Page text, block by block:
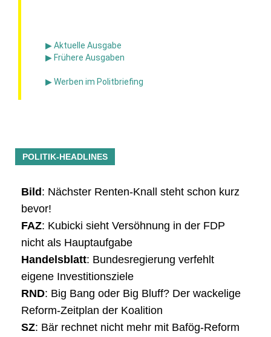
▶ Aktuelle Ausgabe
▶ Frühere Ausgaben
▶ Werben im Politbriefing
POLITIK-HEADLINES
Bild: Nächster Renten-Knall steht schon kurz
bevor!
FAZ: Kubicki sieht Versöhnung in der FDP
nicht als Hauptaufgabe
Handelsblatt: Bundesregierung verfehlt
eigene Investitionsziele
RND: Big Bang oder Big Bluff? Der wackelige
Reform-Zeitplan der Koalition
SZ: Bär rechnet nicht mehr mit Bafög-Reform